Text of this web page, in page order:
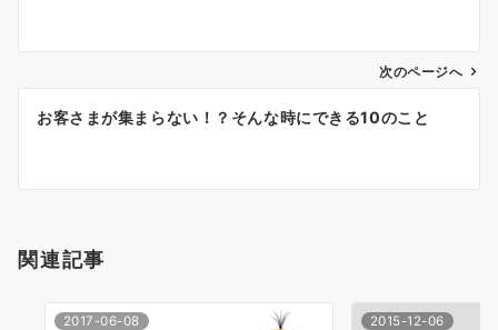
ゲ
シ
ン
次のページへ
お客さまが集まらない！？そんな時にできる10のこと
関連記事
2017-06-08 2015-12-06